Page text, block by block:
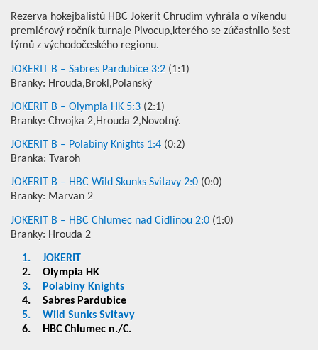
Rezerva hokejbalistů HBC Jokerit Chrudim vyhrála o víkendu
premiérový ročník turnaje Pivocup,kterého se zúčastnilo šest
týmů z východočeského regionu.
JOKERIT B – Sabres Pardubice 3:2 (1:1)
Branky: Hrouda,Brokl,Polanský
JOKERIT B – Olympia HK 5:3 (2:1)
Branky: Chvojka 2,Hrouda 2,Novotný.
JOKERIT B – Polabiny Knights 1:4 (0:2)
Branka: Tvaroh
JOKERIT B – HBC Wild Skunks Svitavy 2:0 (0:0)
Branky: Marvan 2
JOKERIT B – HBC Chlumec nad Cidlinou 2:0 (1:0)
Branky: Hrouda 2
1.
JOKERIT
2.
Olympia HK
3.
Polabiny Knights
4.
Sabres Pardubice
5.
Wild Sunks Svitavy
6.
HBC Chlumec n./C.